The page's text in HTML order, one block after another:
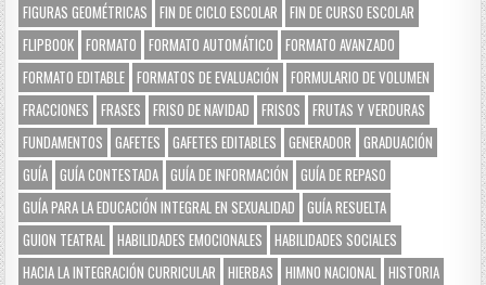
FIGURAS GEOMÉTRICAS
FIN DE CICLO ESCOLAR
FIN DE CURSO ESCOLAR
FLIPBOOK FORMATO FORMATO AUTOMÁTICO
FORMATO AVANZADO
FORMATO EDITABLE FORMATOS DE EVALUACIÓN
FORMULARIO DE VOLUMEN
FRACCIONES
FRASES FRISO DE NAVIDAD FRISOS
FRUTAS Y VERDURAS
FUNDAMENTOS
GAFETES GAFETES EDITABLES GENERADOR
GRADUACIÓN
GUÍA GUÍA CONTESTADA GUÍA DE INFORMACIÓN
GUÍA DE REPASO
GUÍA PARA LA EDUCACIÓN INTEGRAL EN SEXUALIDAD
GUÍA RESUELTA
GUION TEATRAL HABILIDADES EMOCIONALES
HABILIDADES SOCIALES
HACIA LA INTEGRACIÓN CURRICULAR
HIERBAS HIMNO NACIONAL HISTORIA